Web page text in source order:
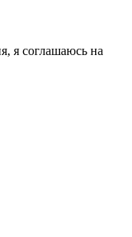
я соглашаюсь на